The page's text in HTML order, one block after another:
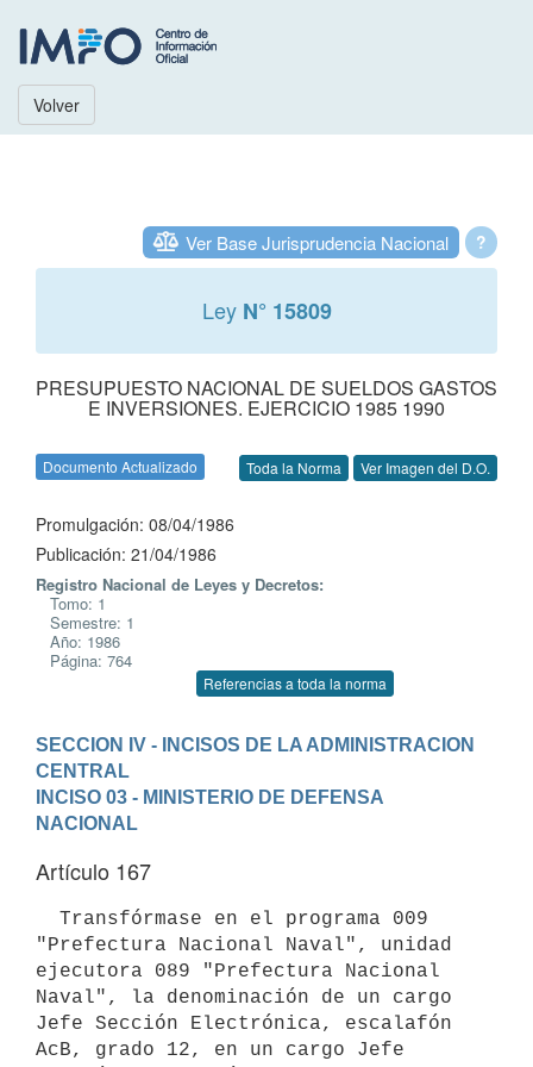
Volver
?
Ver Base Jurisprudencia Nacional
Ley N° 15809
PRESUPUESTO NACIONAL DE SUELDOS GASTOS
E INVERSIONES. EJERCICIO 1985 1990
Documento Actualizado Toda la Norma Ver Imagen del D.O.
Promulgación: 08/04/1986
Publicación: 21/04/1986
Registro Nacional de Leyes y Decretos:
Tomo: 1
Semestre: 1
Año: 1986
Página: 764
Referencias a toda la norma
SECCION IV - INCISOS DE LA ADMINISTRACION
CENTRAL
INCISO 03 - MINISTERIO DE DEFENSA
NACIONAL
Artículo 167
"Prefectura Nacional Naval", unidad
ejecutora 089 "Prefectura Nacional
Naval", la denominación de un cargo
Jefe Sección Electrónica, escalafón
AcB, grado 12, en un cargo Jefe